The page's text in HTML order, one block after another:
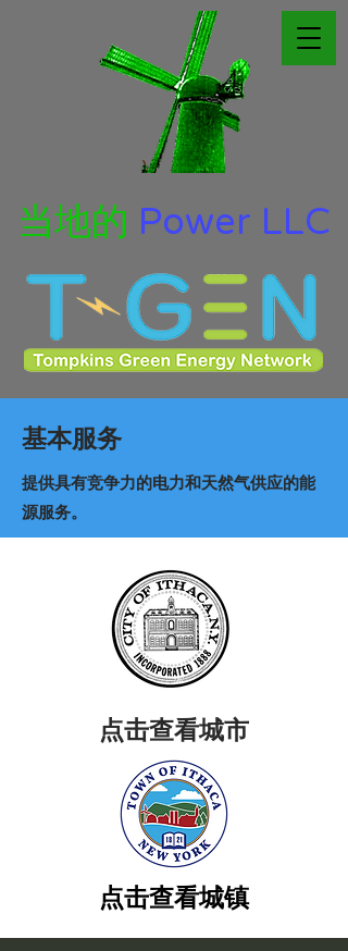
当地的 Power LLC
基本服务
提供具有竞争力的电力和天然气供应的能
源服务。
点击查看城市
点击查看城镇